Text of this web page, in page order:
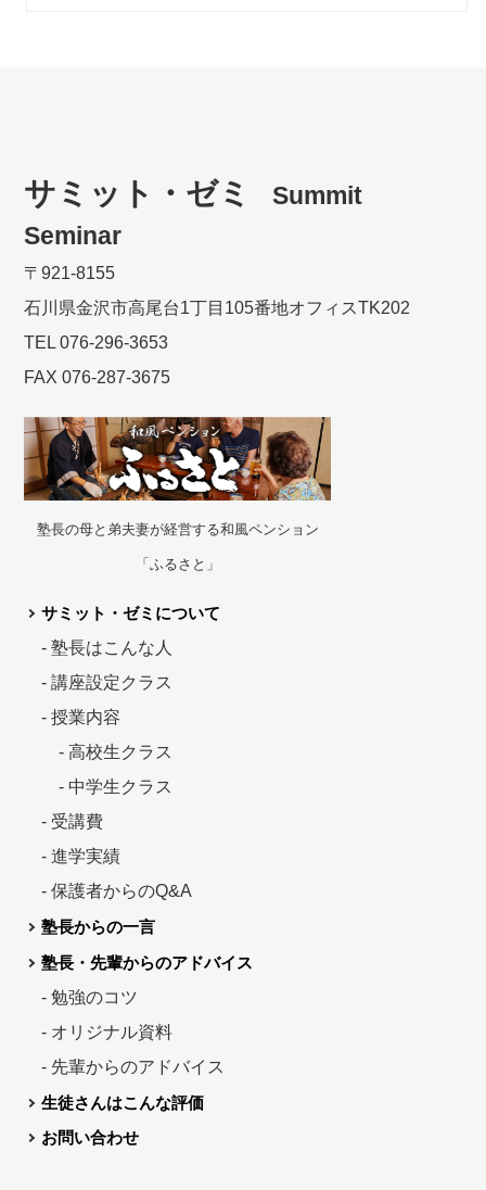
サミット・ゼミ
Summit
Seminar
〒921-8155
石川県金沢市高尾台1丁目105番地オフィスTK202
TEL 076-296-3653
FAX 076-287-3675
塾長の母と弟夫妻が経営する和風ペンション
「ふるさと」
サミット・ゼミについて
- 塾長はこんな人
- 講座設定クラス
- 授業内容
- 高校生クラス
- 中学生クラス
- 受講費
- 進学実績
- 保護者からのQ&A
塾長からの一言
塾長・先輩からのアドバイス
- 勉強のコツ
- オリジナル資料
- 先輩からのアドバイス
生徒さんはこんな評価
お問い合わせ